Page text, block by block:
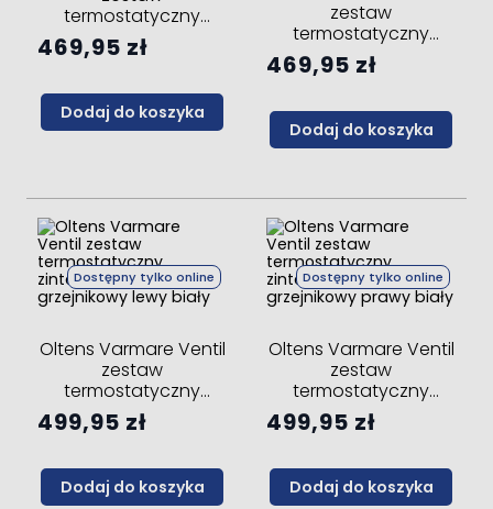
termostatyczny
zintegrowany
grzejnikowy lewy
469,95 zł
Dodaj do koszyka
zestaw
termostatyczny
zintegrowany
grzejnikowy prawy
469,95 zł
Dodaj do koszyka
Dostępny tylko online
Oltens Varmare Ventil
zestaw
termostatyczny
zintegrowany
grzejnikowy lewy biały
499,95 zł
Dodaj do koszyka
Dostępny tylko online
Oltens Varmare Ventil
zestaw
termostatyczny
zintegrowany
grzejnikowy prawy
499,95 zł
Dodaj do koszyka